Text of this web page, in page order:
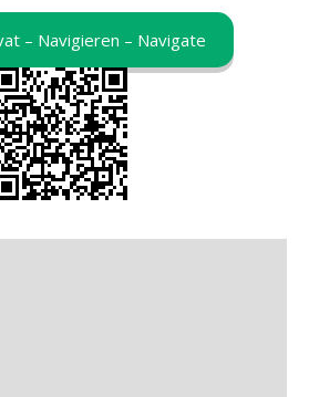
– Navigieren – Navigate